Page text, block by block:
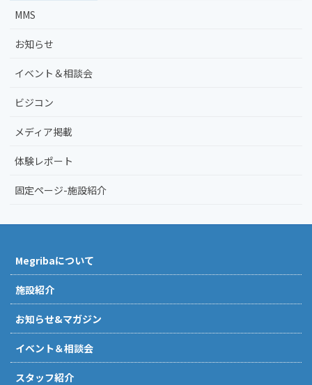
MMS
お知らせ
イベント＆相談会
ビジコン
メディア掲載
体験レポート
固定ページ-施設紹介
Megribaについて
施設紹介
お知らせ&マガジン
イベント＆相談会
スタッフ紹介